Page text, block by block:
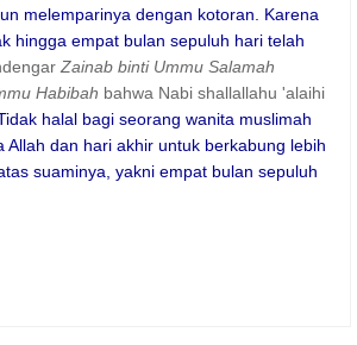
melemparinya dengan kotoran. Karena
hingga empat bulan sepuluh hari telah
Zainab binti Ummu Salamah
Habibah bahwa Nabi shallallahu 'alaihi
halal bagi seorang wanita muslimah
Allah dan hari akhir untuk berkabung lebih
suaminya, yakni empat bulan sepuluh